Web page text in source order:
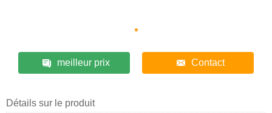
meilleur prix Contact
Détails sur le produit